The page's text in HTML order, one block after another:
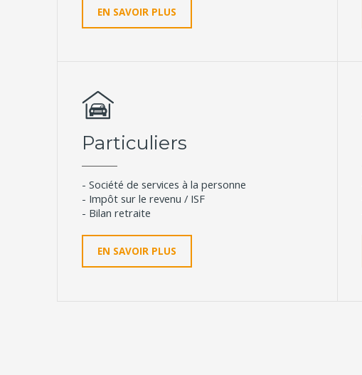
EN SAVOIR PLUS
Particuliers
- Société de services à la personne
- Impôt sur le revenu / ISF
- Bilan retraite
EN SAVOIR PLUS